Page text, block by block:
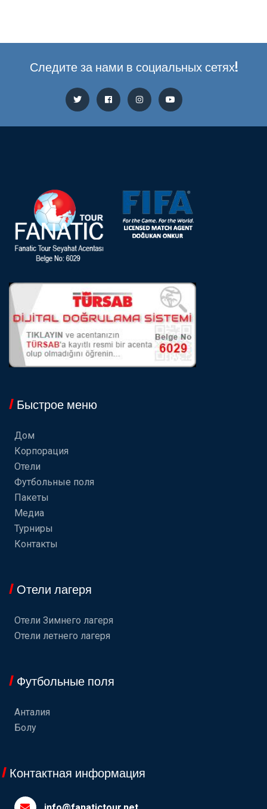
Следите за нами в социальных сетях!
Быстрое меню
Дом
Корпорация
Отели
Футбольные поля
Пакеты
Медиа
Турниры
Контакты
Отели лагеря
Отели Зимнего лагеря
Отели летнего лагеря
Футбольные поля
Анталия
Болу
Контактная информация